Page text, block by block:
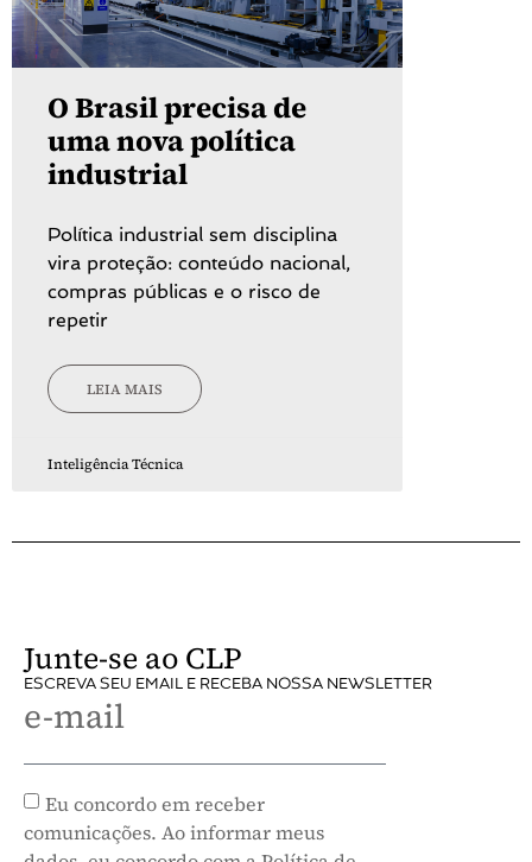
O Brasil precisa de
uma nova política
industrial
Política industrial sem disciplina
vira proteção: conteúdo nacional,
compras públicas e o risco de
repetir
LEIA MAIS
Inteligência Técnica
Junte-se ao CLP
ESCREVA SEU EMAIL E RECEBA NOSSA NEWSLETTER
e-mail
Eu concordo em receber
comunicações. Ao informar meus